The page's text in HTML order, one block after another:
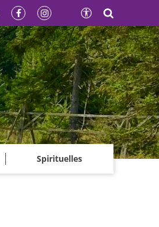
Spirituelles